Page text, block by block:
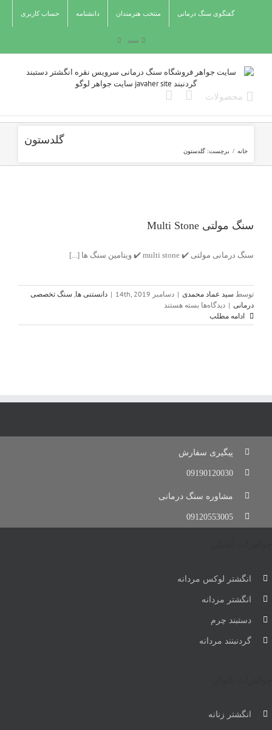
گفتگوی سنگ درمانی منتخب هنرمندان دانشنامه حساب کاربری
سبد
گلدستون
خانه / برچست: گلدستون
سنگ مولتی Multi Stone
سنگ درمانی مولتی ✔️ multi stone ✔️ ویتامین سنگ ها [...]
توسط سید عماد محمدی | دسامبر 14th, 2019 | دانستنی ها سنگ تخصصی
درمانی | دیدگاه‌ها برای
مولتی
بسته هستند
ادامه مطلب
پیگیری سفارش
09190120030
مشاوره سنگ درمانی
09120553005
انگشتر لوکس مردانه
انگشتر مردانه
دستبند چرم
گردنبنند مردانه
انگشتر زنانه